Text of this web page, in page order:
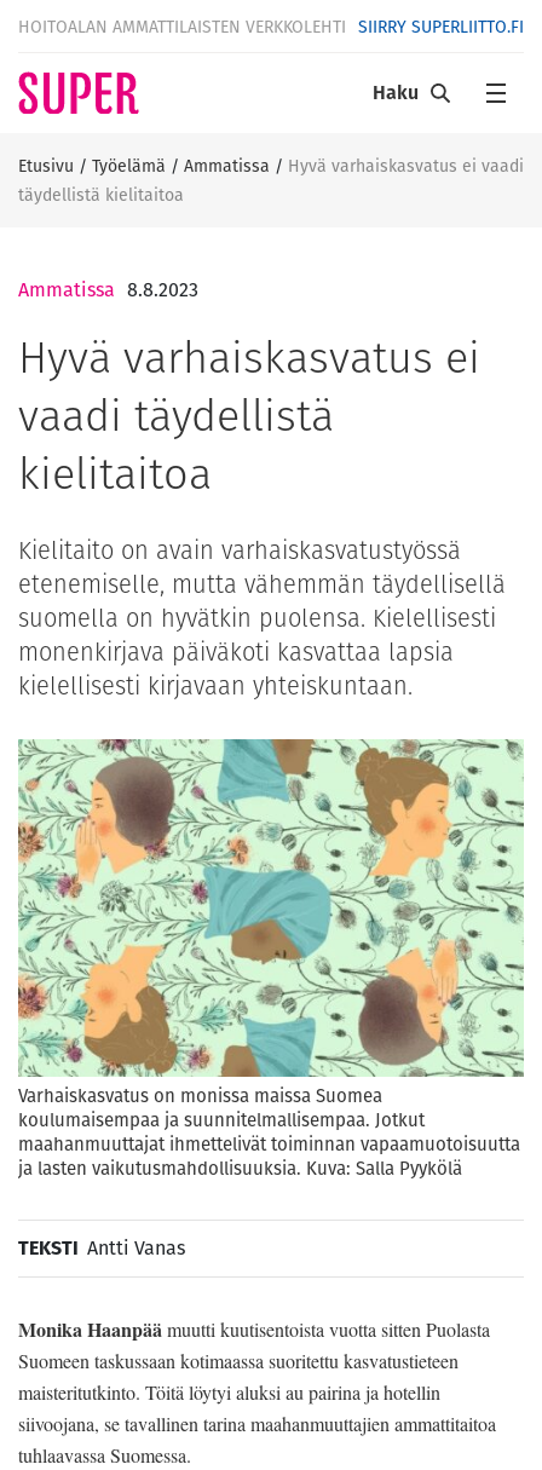
HOITOALAN AMMATTILAISTEN VERKKOLEHTI SIIRRY SUPERLIITTO.FI
Haku
Etusivu / Työelämä / Ammatissa / Hyvä varhaiskasvatus ei vaadi
täydellistä kielitaitoa
Ammatissa 8.8.2023
Hyvä varhaiskasvatus ei
vaadi täydellistä
kielitaitoa
Kielitaito on avain varhaiskasvatustyössä
etenemiselle, mutta vähemmän täydellisellä
suomella on hyvätkin puolensa. Kielellisesti
monenkirjava päiväkoti kasvattaa lapsia
kielellisesti kirjavaan yhteiskuntaan.
Varhaiskasvatus on monissa maissa Suomea
koulumaisempaa ja suunnitelmallisempaa. Jotkut
maahanmuuttajat ihmettelivät toiminnan vapaamuotoisuutta
ja lasten vaikutusmahdollisuuksia. Kuva: Salla Pyykölä
TEKSTI Antti Vanas
Monika Haanpäämuutti kuutisentoista vuotta sitten Puolasta
Suomeen taskussaan kotimaassa suoritettu kasvatustieteen
maisteritutkinto. Töitä löytyi aluksi au pairina ja hotellin
siivoojana, se tavallinen tarina maahanmuuttajien ammattitaitoa
tuhlaavassa Suomessa.